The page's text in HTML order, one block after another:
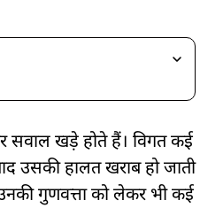
सवाल खड़े होते हैं। विगत कई
उसकी हालत खराब हो जाती
गुणवत्ता को लेकर भी कई